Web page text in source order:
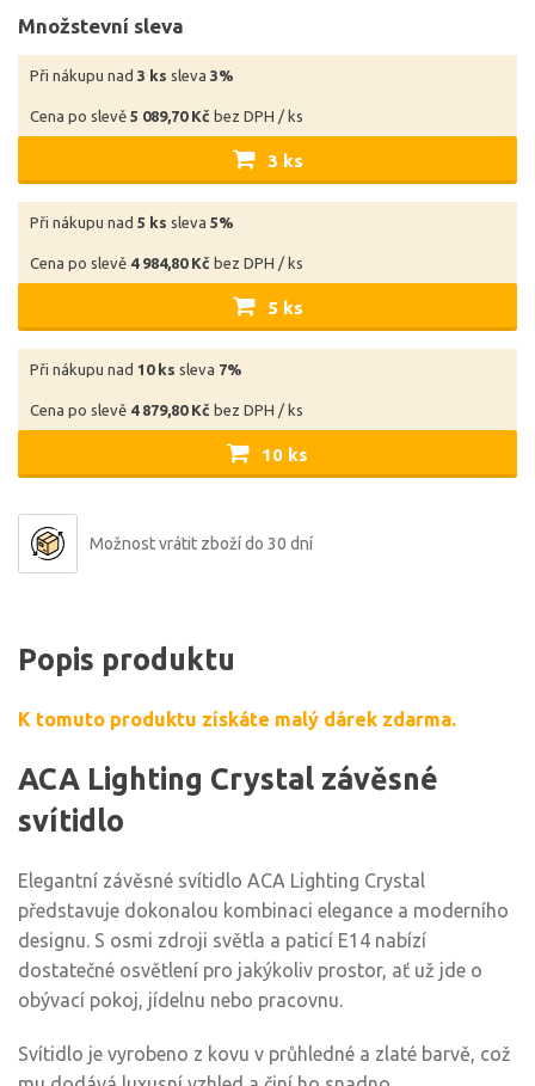
Množstevní sleva
Při nákupu nad 3 ks sleva 3%
Cena po slevě 5 089,70 Kč bez DPH / ks
3 ks
Při nákupu nad 5 ks sleva 5%
Cena po slevě 4 984,80 Kč bez DPH / ks
5 ks
Při nákupu nad 10 ks sleva 7%
Cena po slevě 4 879,80 Kč bez DPH / ks
10 ks
Možnost vrátit zboží do 30 dní
Popis produktu
K tomuto produktu získáte malý dárek zdarma.
ACA Lighting Crystal závěsné
svítidlo
Elegantní závěsné svítidlo ACA Lighting Crystal
představuje dokonalou kombinaci elegance a moderního
designu. S osmi zdroji světla a paticí E14 nabízí
dostatečné osvětlení pro jakýkoliv prostor, ať už jde o
obývací pokoj, jídelnu nebo pracovnu.
Svítidlo je vyrobeno z kovu v průhledné a zlaté barvě, což